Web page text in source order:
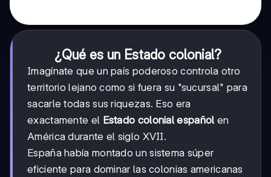
¿Qué es un Estado colonial?
Imagínate que un país poderoso controla otro
territorio lejano como si fuera su "sucursal" para
sacarle todas sus riquezas. Eso era
exactamente el Estado colonial español en
América durante el siglo XVII.
España había montado un sistema súper
eficiente para dominar las colonias americanas